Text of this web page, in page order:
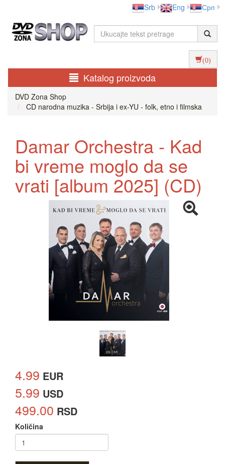
Srb Eng Срп
(0)
Katalog proizvoda
DVD Zona Shop
CD narodna muzika - Srbija i ex-YU - folk, etno i filmska
Damar Orchestra - Kad
bi vreme moglo da se
vrati [album 2025] (CD)
4.99 EUR
5.99 USD
499.00 RSD
Količina